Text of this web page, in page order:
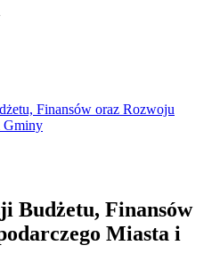
Finansów oraz Rozwoju
Gminy
Budżetu, Finansów
Miasta i